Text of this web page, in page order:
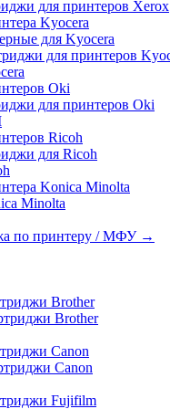
для принтеров Xerox
Kyocera
для Kyocera
для принтеров
Oki
для принтеров Oki
Ricoh
для Ricoh
Konica Minolta
Minolta
по принтеру / МФУ →
Brother
Brother
Canon
Canon
Fujifilm